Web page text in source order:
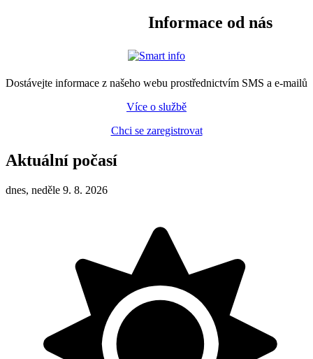
Informace od nás
Dostávejte informace z našeho webu prostřednictvím SMS a e-mailů
Více o službě
Chci se zaregistrovat
Aktuální počasí
dnes, neděle 9. 8. 2026